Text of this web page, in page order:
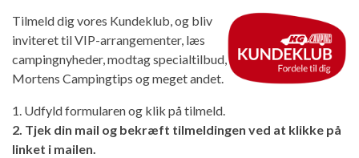
Tilmeld dig vores Kundeklub, og bliv
inviteret til VIP-arrangementer, læs
campingnyheder, modtag specialtilbud,
Mortens Campingtips og meget andet.
1. Udfyld formularen og klik på tilmeld.
2. Tjek din mail og bekræft tilmeldingen ved at klikke på
linket i mailen.